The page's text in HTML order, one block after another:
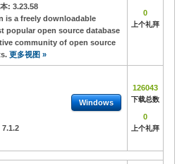
: 3.23.58
is a freely downloadable
popular open source database
community of open source
更多视图 »
0
上个礼拜
Windows
7.1.2
126043
下载总数
0
上个礼拜